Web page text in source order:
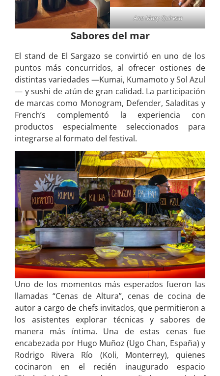
Ana Mary Quireza
Sabores del mar
El stand de El Sargazo se convirtió en uno de los
puntos más concurridos, al ofrecer ostiones de
distintas variedades —Kumai, Kumamoto y Sol Azul
— y sushi de atún de gran calidad. La participación
de marcas como Monogram, Defender, Saladitas y
French’s complementó la experiencia con
productos especialmente seleccionados para
integrarse al formato del festival.
Uno de los momentos más esperados fueron las
llamadas “Cenas de Altura”, cenas de cocina de
autor a cargo de chefs invitados, que permitieron a
los asistentes explorar técnicas y sabores de
manera más íntima. Una de estas cenas fue
encabezada por Hugo Muñoz (Ugo Chan, España) y
Rodrigo Rivera Río (Koli, Monterrey), quienes
cocinaron en el recién inaugurado espacio